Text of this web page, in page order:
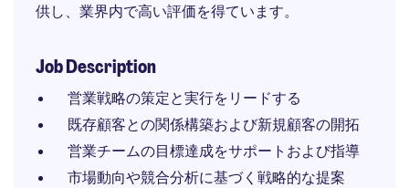
供し、業界内で高い評価を得ています。
Job Description
営業戦略の策定と実行をリードする
既存顧客との関係構築および新規顧客の開拓
営業チームの目標達成をサポートおよび指導
市場動向や競合分析に基づく戦略的な提案